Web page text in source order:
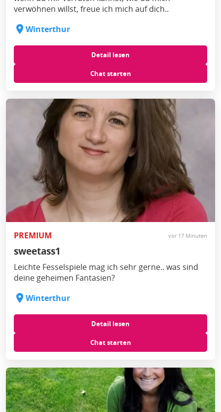
verwöhnen willst, freue ich mich auf dich..
Winterthur
Detail lesen
Chat starten
PREMIUM vor 17 Minuten
sweetass1
Leichte Fesselspiele mag ich sehr gerne.. was sind
deine geheimen Fantasien?
Winterthur
Detail lesen
Chat starten